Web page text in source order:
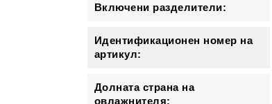
Включени разделители:
Идентификационен номер на
артикул:
Долната страна на
овлажнителя: